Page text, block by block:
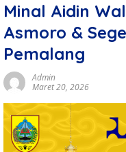
Minal Aidin
Asmoro &
Pemalang
Admin
Maret 20, 2026